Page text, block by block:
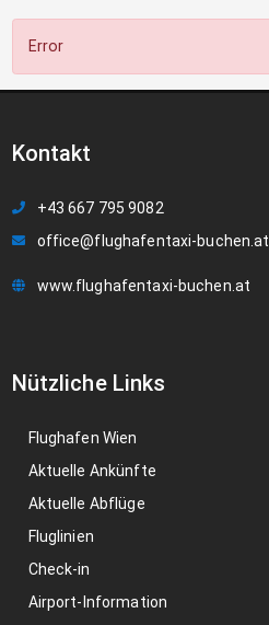
Error
Kontakt
+43 667 795 9082
office@flughafentaxi-buchen.at
www.flughafentaxi-buchen.at
Nützliche Links
Flughafen Wien
Aktuelle Ankünfte
Aktuelle Abflüge
Fluglinien
Check-in
Airport-Information